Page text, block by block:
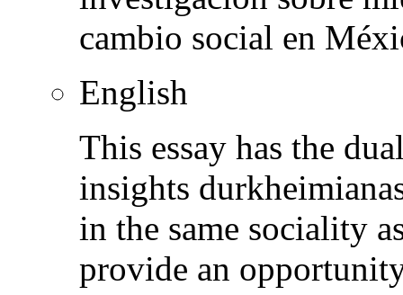
cambio social en
English
This essay has the
insights
in the same sociality
provide an